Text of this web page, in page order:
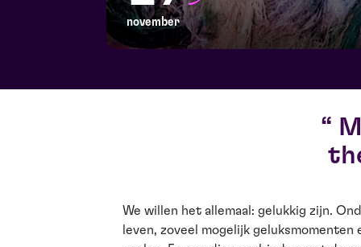
november
We willen het allemaal: gelukkig zijn.
leven, zoveel mogelijk